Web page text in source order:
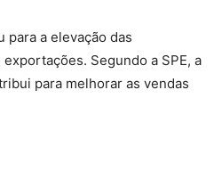
a elevação das
Segundo a SPE, a
para melhorar as vendas